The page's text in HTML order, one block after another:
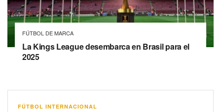
FÚTBOL DE MARCA
La Kings League desembarca en Brasil para el
2025
FÚTBOL INTERNACIONAL